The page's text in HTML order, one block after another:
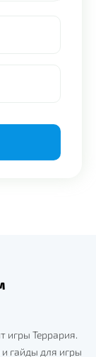
игры Террария.
гайды для игры